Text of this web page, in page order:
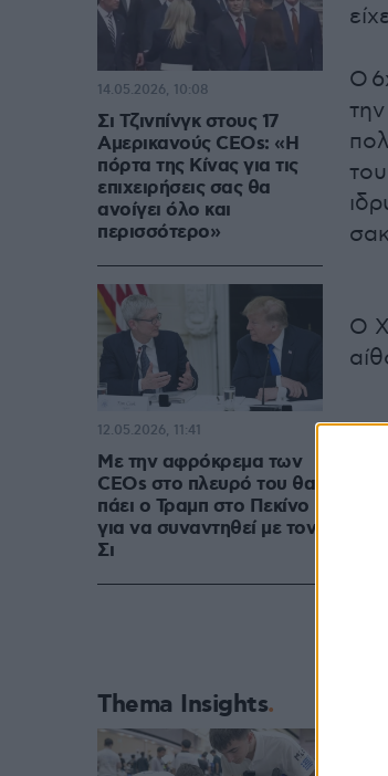
Ο
Ο Χ
Σι Τζινπίνγκ στους 17
Αμερικανούς CEOs: «Η
πόρτα της Κίνας για τις
επιχειρήσεις σας θα
ανοίγει όλο και
περισσότερο»
14.05.2026, 10:08
Με την αφρόκρεμα των
CEOs στο πλευρό του θα
πάει ο Τραμπ στο Πεκίνο
για να συναντηθεί με τον
Σι
12.05.2026, 11:41
Thema Insights